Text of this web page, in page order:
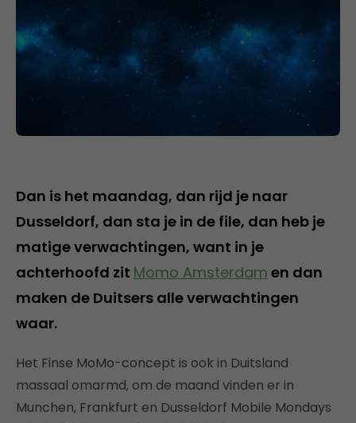
Dan is het maandag, dan rijd je naar
Dusseldorf, dan sta je in de file, dan heb je
matige verwachtingen, want in je
achterhoofd zit Momo Amsterdam en dan
maken de Duitsers alle verwachtingen
waar.
Het Finse MoMo-concept is ook in Duitsland
massaal omarmd, om de maand vinden er in
Munchen, Frankfurt en Dusseldorf Mobile Mondays